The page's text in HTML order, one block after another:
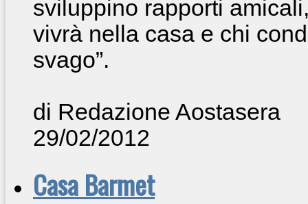
sviluppino rapporti
vivrà nella casa e chi
svago”.
di Redazione Aostasera
29/02/2012
Casa Barmet